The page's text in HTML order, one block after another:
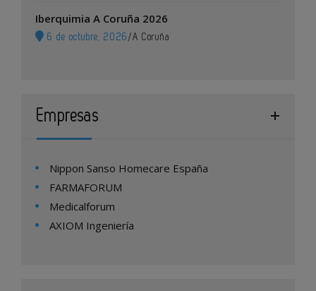
Iberquimia A Coruña 2026
6 de octubre, 2026 /A Coruña
Empresas
Nippon Sanso Homecare España
FARMAFORUM
Medicalforum
AXIOM Ingeniería